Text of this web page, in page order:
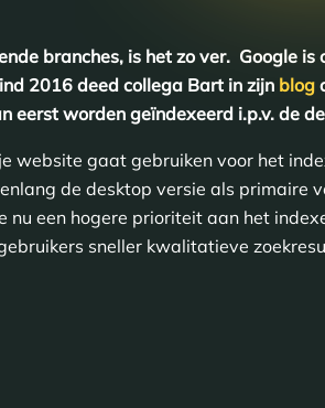
branches, is het zo ver. Google
2016 deed collega Bart in zijn blog
eerst worden geïndexeerd i.p.v. de
website gaat gebruiken voor het
de desktop versie als primaire
een hogere prioriteit aan het
sneller kwalitatieve